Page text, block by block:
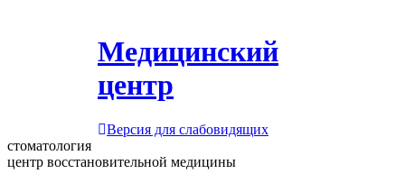
Медицинский
центр
Версия для слабовидящих
стоматология
центр восстановительной медицины